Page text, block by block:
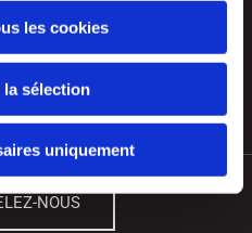
les cookies
sélection
uniquement
NOUS